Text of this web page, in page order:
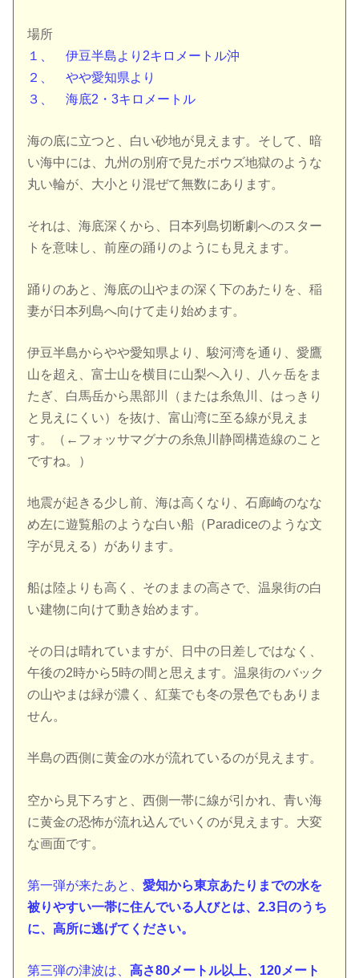
場所
１、 伊豆半島より2キロメートル沖
２、 やや愛知県より
３、 海底2・3キロメートル
海の底に立つと、白い砂地が見えます。そして、暗
い海中には、九州の別府で見たボウズ地獄のような
丸い輪が、大小とり混ぜて無数にあります。
それは、海底深くから、日本列島切断劇へのスター
トを意味し、前座の踊りのようにも見えます。
踊りのあと、海底の山やまの深く下のあたりを、稲
妻が日本列島へ向けて走り始めます。
伊豆半島からやや愛知県より、駿河湾を通り、愛鷹
山を超え、富士山を横目に山梨へ入り、八ヶ岳をま
たぎ、白馬岳から黒部川（または糸魚川、はっきり
と見えにくい）を抜け、富山湾に至る線が見えま
す。（←フォッサマグナの糸魚川静岡構造線のこと
ですね。）
地震が起きる少し前、海は高くなり、石廊崎のなな
め左に遊覧船のような白い船（Paradiceのような文
字が見える）があります。
船は陸よりも高く、そのままの高さで、温泉街の白
い建物に向けて動き始めます。
その日は晴れていますが、日中の日差しではなく、
午後の2時から5時の間と思えます。温泉街のバック
の山やまは緑が濃く、紅葉でも冬の景色でもありま
せん。
半島の西側に黄金の水が流れているのが見えます。
空から見下ろすと、西側一帯に線が引かれ、青い海
に黄金の恐怖が流れ込んでいくのが見えます。大変
な画面です。
第一弾が来たあと、愛知から東京あたりまでの水を
被りやすい一帯に住んでいる人びとは、2.3日のうち
に、高所に逃げてください。
第三弾の津波は、高さ80メートル以上、120メート